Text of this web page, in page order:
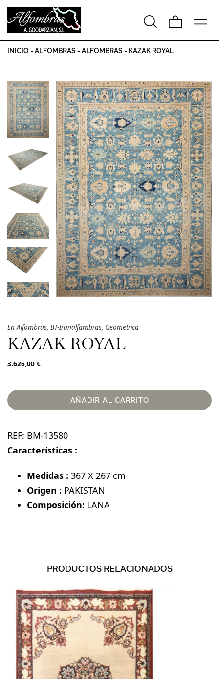
INICIO - ALFOMBRAS - ALFOMBRAS - KAZAK ROYAL
EnAlfombras, BT-Iranalfambras, Geometrica
KAZAK ROYAL
3.626,00 €
AÑADIR AL CARRITO
REF: BM-13580
Características :
Medidas : 367 X 267 cm
Origen : PAKISTAN
Composición: LANA
PRODUCTOS RELACIONADOS